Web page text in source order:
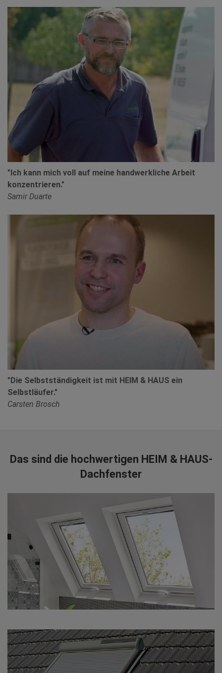
"Ich kann mich voll auf meine handwerkliche Arbeit
konzentrieren."
Samir Duarte
"Die Selbstständigkeit ist mit HEIM & HAUS ein
Selbstläufer."
Carsten Brosch
Das sind die hochwertigen HEIM & HAUS-
Dachfenster